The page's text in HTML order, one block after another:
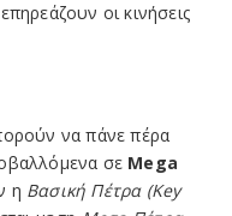
οι κινήσεις
να πάνε πέρα
σε Mega
η Βασική Πέτρα (Key